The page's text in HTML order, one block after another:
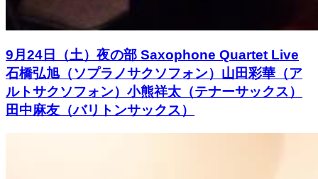
9月24日（土）夜の部 Saxophone Quartet Live
石橋弘旭（ソプラノサクソフォン）山田彩華（ア
ルトサクソフォン）小熊祥太（テナーサックス）
田中麻友（バリトンサックス）